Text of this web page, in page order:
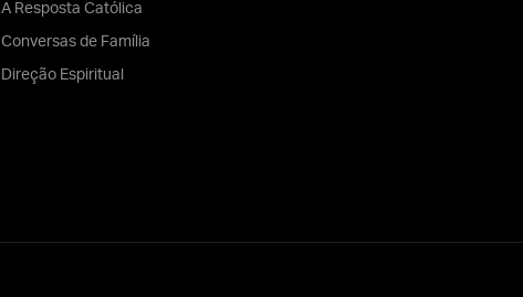
A Resposta Católica
Conversas de Família
Direção Espiritual